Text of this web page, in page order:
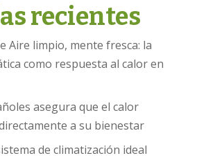
recientes
Aire limpio, mente fresca: la
como respuesta al calor en
asegura que el calor
a su bienestar
de climatización ideal